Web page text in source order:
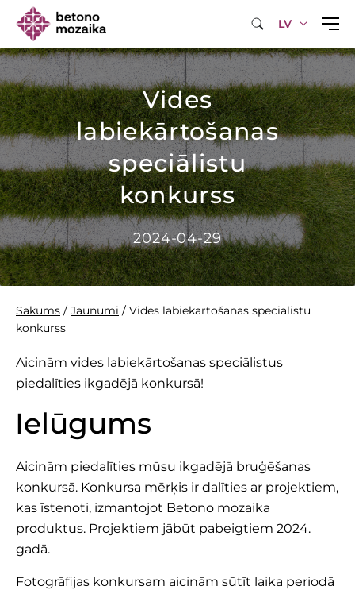
LV
Vides
labiekārtošanas
speciālistu
konkurss
2024-04-29
Sākums / Jaunumi / Vides labiekārtošanas speciālistu
konkurss
Aicinām vides labiekārtošanas speciālistus
piedalīties ikgadējā konkursā!
Ielūgums
Aicinām piedalīties mūsu ikgadējā bruģēšanas
konkursā. Konkursa mērķis ir dalīties ar projektiem,
kas īstenoti, izmantojot Betono mozaika
produktus. Projektiem jābūt pabeigtiem 2024.
gadā.
Fotogrāfijas konkursam aicinām sūtīt laika periodā